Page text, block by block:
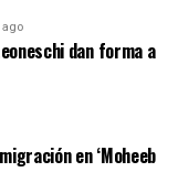
dan forma a
en ‘Moheeb